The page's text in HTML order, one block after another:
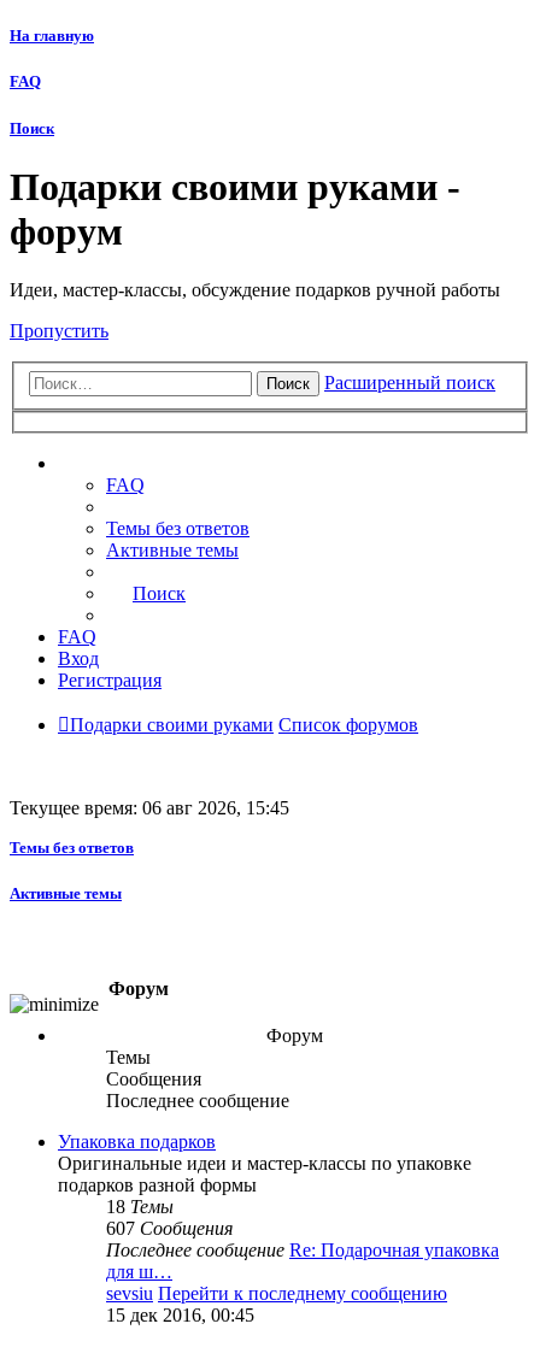
На главную
FAQ
Поиск
Подарки своими руками -
форум
Идеи, мастер-классы, обсуждение подарков ручной работы
Пропустить
Поиск Расширенный поиск
FAQ
Темы без ответов
Активные темы
Поиск
FAQ
Вход
Регистрация
Подарки своими руками Список форумов
Текущее время: 06 авг 2026, 15:45
Темы без ответов
Активные темы
Форум
Форум
Темы
Сообщения
Последнее сообщение
Упаковка подарков
Оригинальные идеи и мастер-классы по упаковке
подарков разной формы
18 Темы
607 Сообщения
Последнее сообщение Re: Подарочная упаковка
для ш…
sevsiu Перейти к последнему сообщению
15 дек 2016, 00:45